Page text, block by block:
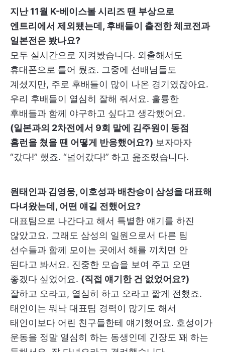
지난 11월 K-베이스볼 시리즈 땐 부상으로
엔트리에서 제외됐는데, 후배들이 출전한 체코전과
일본전은 봤나요?
모두 실시간으로 지켜봤습니다. 외출해서도
휴대폰으로 틀어 뒀죠. 그중에 선배님들도
계셨지만, 주로 후배들이 많이 나온 경기였잖아요.
우리 후배들이 열심히 잘해 줘서요. 훌륭한
후배들과 함께 야구하고 싶다고 생각했어요.
(일본과의 2차전에서 9회 말에 김주원이 동점
홈런을 쳤을 땐 어떻게 반응했어요?) 보자마자
“갔다!” 했죠. “넘어갔다!” 하고 읊조렸습니다.
원태인과 김영웅, 이호성과 배찬승이 삼성을 대표해
다녀왔는데, 어떤 얘길 전했어요?
대표팀으로 나간다고 해서 특별한 얘기를 하진
않았고요. 그래도 삼성의 일원으로서 다른 팀
선수들과 함께 모이는 곳에서 해를 끼치면 안
된다고 봐서요. 진중한 모습을 보여 주고 오면
좋겠다 싶었어요. (직접 얘기한 건 없었어요?)
잘하고 오라고, 열심히 하고 오라고 짧게 전했죠.
태인이는 워낙 대표팀 경력이 많기도 해서
태인이보다 어린 친구들한테 얘기했어요. 호성이가
운동을 정말 열심히 하는 동생인데 긴장도 꽤 하는